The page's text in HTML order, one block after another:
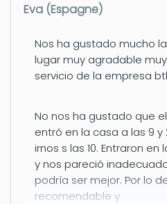
Eva (Espagne)
Nos ha gustado mucho
lugar muy agradable
servicio de la empresa
No nos ha gustado que
entró en la casa a las 9
irnos s las 10. Entraron
y nos pareció
podría ser mejor. Por lo
recomendable y